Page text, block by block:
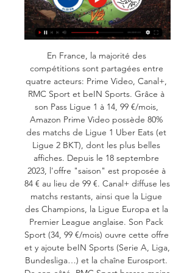
En France, la majorité des
compétitions sont partagées entre
quatre acteurs: Prime Video, Canal+,
RMC Sport et beIN Sports. Grâce à
son Pass Ligue 1 à 14, 99 €/mois,
Amazon Prime Video possède 80%
des matchs de Ligue 1 Uber Eats (et
Ligue 2 BKT), dont les plus belles
affiches. Depuis le 18 septembre
2023, l'offre "saison" est proposée à
84 € au lieu de 99 €. Canal+ diffuse les
matchs restants, ainsi que la Ligue
des Champions, la Ligue Europa et la
Premier League anglaise. Son Pack
Sport (34, 99 €/mois) ouvre cette offre
et y ajoute beIN Sports (Serie A, Liga,
Bundesliga…) et la chaîne Eurosport.